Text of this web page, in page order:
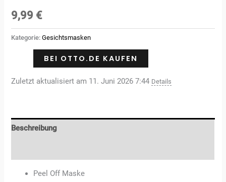
mit4.50
von 5,
basierend
auf
Kundenbewertungen
9,99 €
Kategorie:Gesichtsmasken
BEI OTTO.DE KAUFEN
Zuletzt aktualisiert am 11. Juni 2026 7:44 Details
Beschreibung
Peel Off Maske